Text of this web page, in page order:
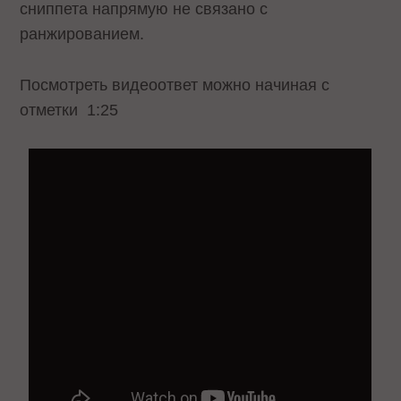
сниппета напрямую не связано с
ранжированием.
Посмотреть видеоответ можно начиная с
отметки
1:25